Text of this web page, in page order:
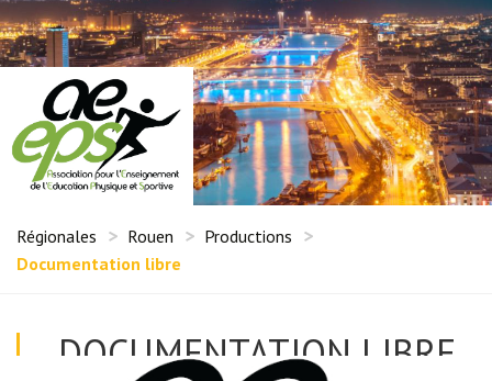
Régionales Rouen
Productions
Documentation libre
DOCUMENTATION LIBRE